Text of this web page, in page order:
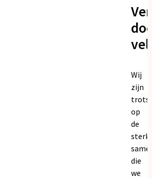
Wij
zijn
trots
op
de
die
we